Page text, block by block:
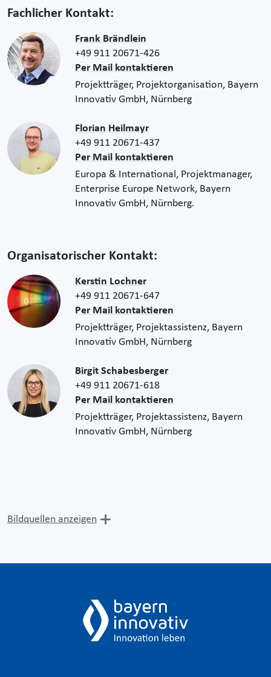
Fachlicher Kontakt:
Frank Brändlein
+49 911 20671-426
Per Mail kontaktieren
Projektträger, Projektorganisation, Bayern
Innovativ GmbH, Nürnberg
Florian Heilmayr
+49 911 20671-437
Per Mail kontaktieren
Europa & International, Projektmanager,
Enterprise Europe Network, Bayern
Innovativ GmbH, Nürnberg.
Organisatorischer Kontakt:
Kerstin Lochner
+49 911 20671-647
Per Mail kontaktieren
Projektträger, Projektassistenz, Bayern
Innovativ GmbH, Nürnberg
Birgit Schabesberger
+49 911 20671-618
Per Mail kontaktieren
Projektträger, Projektassistenz, Bayern
Innovativ GmbH, Nürnberg
Bildquellen anzeigen